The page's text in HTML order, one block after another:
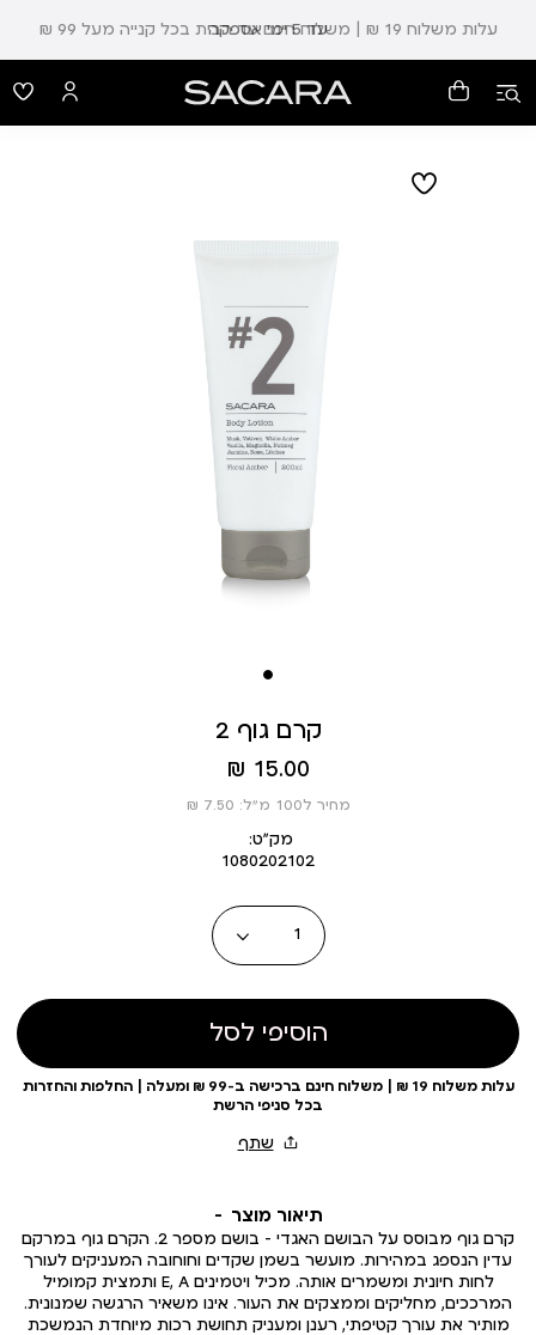
עלות משלוח 19 ₪ | משלוח חינם עד הבית בכל קנייה מעל 99 ₪ עד 5 ימי אספקה
קרם גוף 2
מחיר
מוצר
15.00 ₪
מחיר ל100 מ”ל: 7.50 ₪
מק״ט:
1080202102
כמות
הוסיפי לסל
עלות משלוח 19 ₪ | משלוח חינם ברכישה ב-99 ₪ ומעלה | החלפות והחזרות
בכל סניפי הרשת
תיאור מוצר
קרם גוף מבוסס על הבושם האגדי - בושם מספר 2. הקרם גוף במרקם
עדין הנספג במהירות. מועשר בשמן שקדים וחוחובה המעניקים לעורך
לחות חיונית ומשמרים אותה. מכיל ויטמינים E, A ותמצית קמומיל
המרככים, מחליקים וממצקים את העור. אינו משאיר הרגשה שמנונית.
מותיר את עורך קטיפתי, רענן ומעניק תחושת רכות מיוחדת הנמשכת